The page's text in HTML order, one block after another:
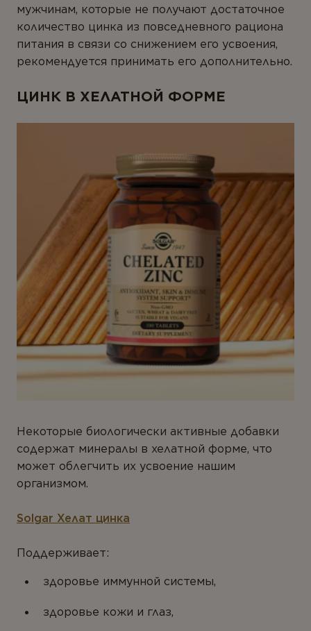
мужчинам, которые не получают достаточное
количество цинка из повседневного рациона
питания в связи со снижением его усвоения,
рекомендуется принимать его дополнительно.
ЦИНК В ХЕЛАТНОЙ ФОРМЕ
Некоторые биологически активные добавки
содержат минералы в хелатной форме, что
может облегчить их усвоение нашим
организмом.
Solgar Хелат цинка
Поддерживает:
здоровье иммунной системы,
здоровье кожи и глаз,